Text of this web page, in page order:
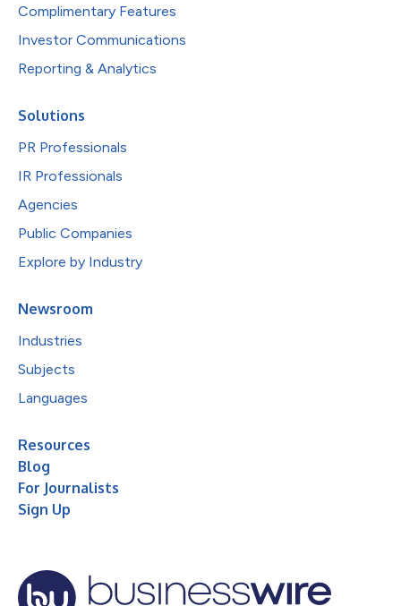
Complimentary Features
Investor Communications
Reporting & Analytics
Solutions
PR Professionals
IR Professionals
Agencies
Public Companies
Explore by Industry
Newsroom
Industries
Subjects
Languages
Resources
Blog
For Journalists
Sign Up